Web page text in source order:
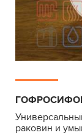
раковин и